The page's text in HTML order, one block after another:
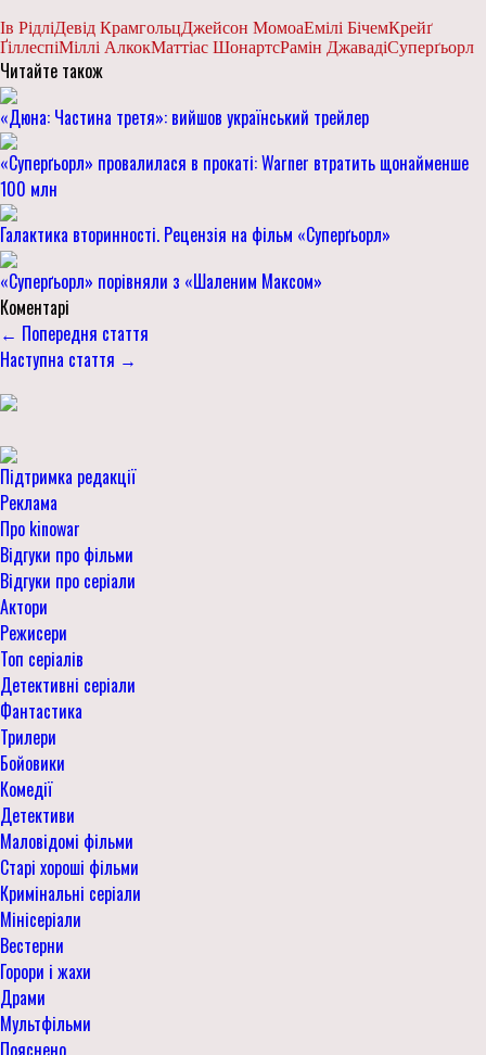
Ів РідліДевід КрамгольцДжейсон МомоаЕмілі БічемКрейґ
ҐіллеспіМіллі АлкокМаттіас ШонартсРамін ДжавадіСуперґьорл
Читайте також
«Дюна: Частина третя»: вийшов український трейлер
«Суперґьорл» провалилася в прокаті: Warner втратить щонайменше
100 млн
Галактика вторинності. Рецензія на фільм «Суперґьорл»
«Суперґьорл» порівняли з «Шаленим Максом»
Коментарі
← Попередня стаття
Наступна стаття →
Підтримка редакції
Реклама
Про kinowar
Відгуки про фільми
Відгуки про серіали
Актори
Режисери
Топ серіалів
Детективні серіали
Фантастика
Трилери
Бойовики
Комедії
Детективи
Маловідомі фільми
Старі хороші фільми
Кримінальні серіали
Мінісеріали
Вестерни
Горори і жахи
Драми
Мультфільми
Пояснено